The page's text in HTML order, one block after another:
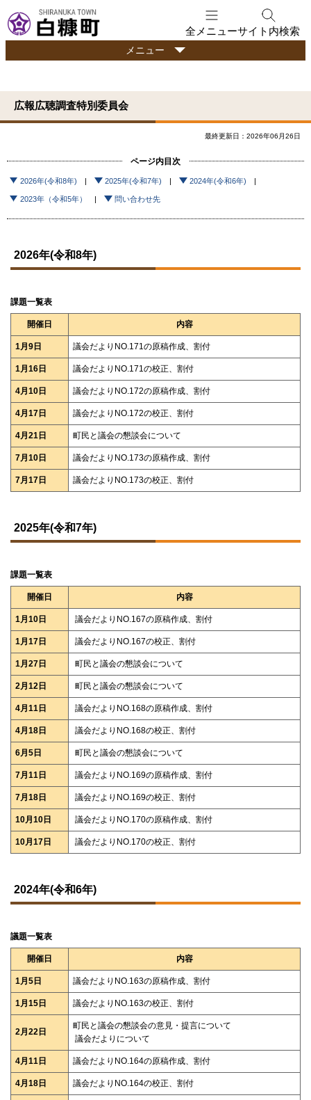
文
へ
ュ
へ
全メニューサイト内検索
行
政
報
メニュー
広報広聴調査特別委員会
最終更新日：2026年06月26日
ページ内目次
2026年(令和8年) 2025年(令和7年) 2024年(令和6年)
2023年（令和5年） 問い合わせ先
2026年(令和8年)
課題一覧表
開催日 内容
1月9日 議会だよりNO.171の原稿作成、割付
1月16日 議会だよりNO.171の校正、割付
4月10日 議会だよりNO.172の原稿作成、割付
4月17日 議会だよりNO.172の校正、割付
4月21日 町民と議会の懇談会について
7月10日 議会だよりNO.173の原稿作成、割付
7月17日 議会だよりNO.173の校正、割付
ッ
プ
る
2025年(令和7年)
課題一覧表
開催日 内容
1月10日 議会だよりNO.167の原稿作成、割付
1月17日 議会だよりNO.167の校正、割付
1月27日 町民と議会の懇談会について
2月12日 町民と議会の懇談会について
4月11日 議会だよりNO.168の原稿作成、割付
4月18日 議会だよりNO.168の校正、割付
6月5日 町民と議会の懇談会について
7月11日 議会だよりNO.169の原稿作成、割付
7月18日 議会だよりNO.169の校正、割付
10月10日 議会だよりNO.170の原稿作成、割付
10月17日 議会だよりNO.170の校正、割付
ッ
プ
る
2024年(令和6年)
議題一覧表
開催日 内容
1月5日 議会だよりNO.163の原稿作成、割付
1月15日 議会だよりNO.163の校正、割付
2月22日
町民と議会の懇談会の意見・提言について
議会だよりについて
4月11日 議会だよりNO.164の原稿作成、割付
4月18日 議会だよりNO.164の校正、割付